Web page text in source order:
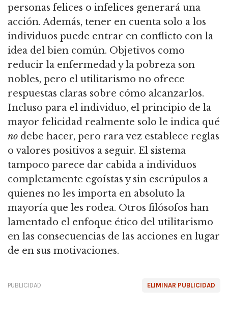
personas felices o infelices generará una
acción. Además, tener en cuenta solo a los
individuos puede entrar en conflicto con la
idea del bien común. Objetivos como
reducir la enfermedad y la pobreza son
nobles, pero el utilitarismo no ofrece
respuestas claras sobre cómo alcanzarlos.
Incluso para el individuo, el principio de la
mayor felicidad realmente solo le indica qué
no debe hacer, pero rara vez establece reglas
o valores positivos a seguir. El sistema
tampoco parece dar cabida a individuos
completamente egoístas y sin escrúpulos a
quienes no les importa en absoluto la
mayoría que les rodea. Otros filósofos han
lamentado el enfoque ético del utilitarismo
en las consecuencias de las acciones en lugar
de en sus motivaciones.
ELIMINAR PUBLICIDAD
PUBLICIDAD